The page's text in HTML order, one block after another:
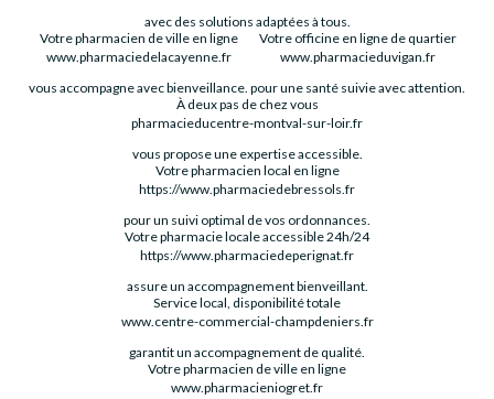
avec des solutions adaptées à tous.
Votre pharmacien de ville en ligne
www.pharmaciedelacayenne.fr
vous accompagne avec bienveillance.
Votre officine en ligne de quartier
www.pharmacieduvigan.fr
pour une santé suivie avec attention.
À deux pas de chez vous
pharmacieducentre-montval-sur-loir.fr
vous propose une expertise accessible.
Votre pharmacien local en ligne
https://www.pharmaciedebressols.fr
pour un suivi optimal de vos ordonnances.
Votre pharmacie locale accessible 24h/24
https://www.pharmaciedeperignat.fr
assure un accompagnement bienveillant.
Service local, disponibilité totale
www.centre-commercial-champdeniers.fr
garantit un accompagnement de qualité.
Votre pharmacien de ville en ligne
www.pharmacieniogret.fr